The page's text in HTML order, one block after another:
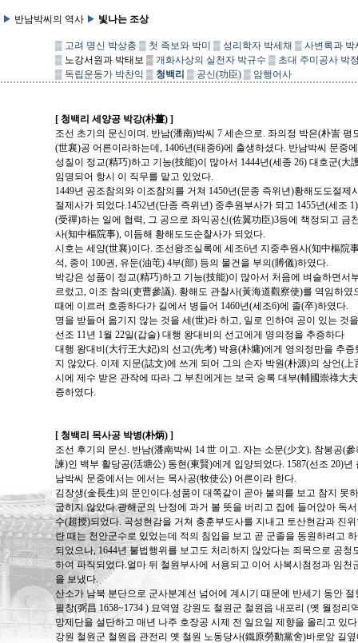
▶ 반남박씨의 역사 ▶ 빛나는 조상
▒ 고려 명신 박상충 ▒ 첫 족보와 박미 ▒ 성리학자 박세채 ▒ 사변록과 박
▒ 노강서원과 박태보 ▒ 개화사상의 실천자 박규수 ▒ 초대 주미공사 박
▒ 독립운동가 박찬익 ▒ 청백리 ▒ 공신(功臣) ▒ 암행어사
[ 청백리 세양공 박강(朴薑) ]
조선 초기의 문신이며. 반남(潘南)박씨 7 세손으로. 좌의정 박은(朴訔
(世襄)공 어른이라하는데, 1406년(태종6)에 출생하셨다. 반남박씨 문중
성질이 정교(精巧)하고 기능(技能)이 많아서 1444년(세종 26) 대호군(
임명되어 항시 이 직무를 맡고 있었다.
1449년 공조참의와 이조참의를 거쳐 1450년(문종 즉위년)황해도도절
절제사가 되었다.1452년(단종 즉위년) 중추원부사가 되고 1455년(세조
(受禪)하는 일에 협력, 그 공으로 좌익공신(佐翼功臣)3등에 책정되고 금
사(知中樞院事), 이듬해 황해도도순찰사가 되었다.
시호는 세양(世襄)이다. 조선왕조실록에 세조6년 지중추원사(知中樞院
석, 종이 100권, 유둔(油芚) 4부(部) 등의 물건을 부의(賻儀)하였다.
박강은 성품이 정교(精巧)하고 기능(技能)이 많아서 처음에 벼슬하면서
르렀고, 이조 참의(吏曹參議). 황해도 관찰사(黃海道觀察使)를 역임하
때에 이르러 호종하다가 길에서 병들어 1460년(세조6)에 졸(卒)하였다.
명을 받들어 옮기지 않는 것을 세(世)라 하고, 일로 인하여 공이 있는 것
선조 11년 1월 22일(갑술) 대행 왕대비의 선고에게 영의정을 추증하다
대행 왕대비(大行王大妃)의 선고(先考) 박용(朴墉)에게 영의정만을 추
지 않았다. 이제 지문(誌文)에 쓰게 되어 그의 손자 박원(朴源)의 상언(
시에 제수 받은 관작에 따라 그 부친에게는 보국 숭록 대부(輔國崇祿大
증하였다.
[ 청백리 목사공 박병(朴炳) ]
조선 후기의 문신. 반남(潘南박씨 14 世 이고. 자는 소문(少文). 참봉공(
諫)인 백부 활당공(活塘公) 동현(東賢)에게 입양되었다. 1587(선조 20)
남박씨 문중에서는 에서는 목사공(牧使公) 어른이라 한다.
김장생(金長生)의 문인이다.성품이 대쪽같이 곧아 불의를 보고 참지 못
굽히지 않았다.광해군의 난정에 과거 볼 뜻을 버리고 집에 들어앉아 독
수(超授)되었다. 곡성현감을 거쳐 충훈부도사를 지내고 토산현감과 진
란 때는 천안군수로 있었는데 적의 침입을 보고 곧 군졸을 동원하려고
되었으나, 1644년 불법행위를 보고도 처리하지 않았다는 죄목으로 공
하여 파직되었다.얼마 뒤 철원부사에 서용되고 이어 사복시첨정과 임
을 보냈다.
산소가 남북 분단으로 군사분계선 넘어에 계시기 때문에 반세기 동안
필창(弼昌 1658~1734 ) 묘역옆 강원도 철원군 철원읍 내포리 (옛 월정리
망제단을 설단하고 매년 나주 호장공 시제 전 일요일 제향을 올리고 있
강원 철원군 철원읍 관전리 옛 철원 노동당사(鐵原勞動黨舍)바로앞 길